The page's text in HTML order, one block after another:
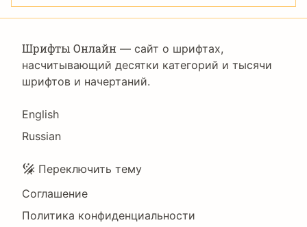
Шрифты Онлайн — сайт о шрифтах,
насчитывающий десятки категорий и тысячи
шрифтов и начертаний.
Language
English
Russian
Подвал
Переключить тему
Соглашение
Политика конфиденциальности